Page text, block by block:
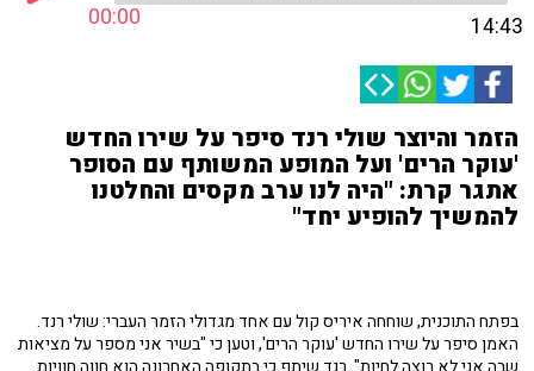
00:00 14:43
הזמר והיוצר שולי רנד סיפר על שירו החדש
'עוקר הרים' ועל המופע המשותף עם הסופר
אתגר קרת: "היה לנו ערב מקסים והחלטנו
להמשיך להופיע יחד"
בפתח התוכנית, שוחחה איריס קול עם אחד מגדולי הזמר העברי: שולי רנד.
האמן סיפר על שירו החדש 'עוקר הרים', וטען כי "בשיר אני מספר על מציאות